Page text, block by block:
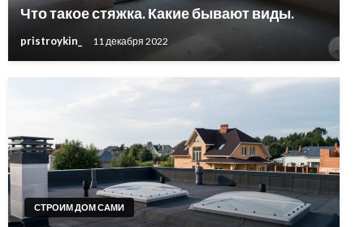
Что такое стяжка. Какие бывают виды.
pristroykin_ 11 декабря 2022
СТРОИМ ДОМ САМИ